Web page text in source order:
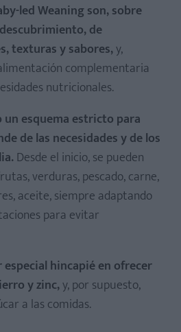
led Weaning son, sobre
de
texturas y sabores,y,
complementaria
nutricionales.
esquema estricto para
de las necesidades y de los
Desde el inicio, se pueden
verduras, pescado, carne,
aceite, siempre adaptando
para evitar
especial hincapié en ofrecer
y zinc,y, por supuesto,
a las comidas.